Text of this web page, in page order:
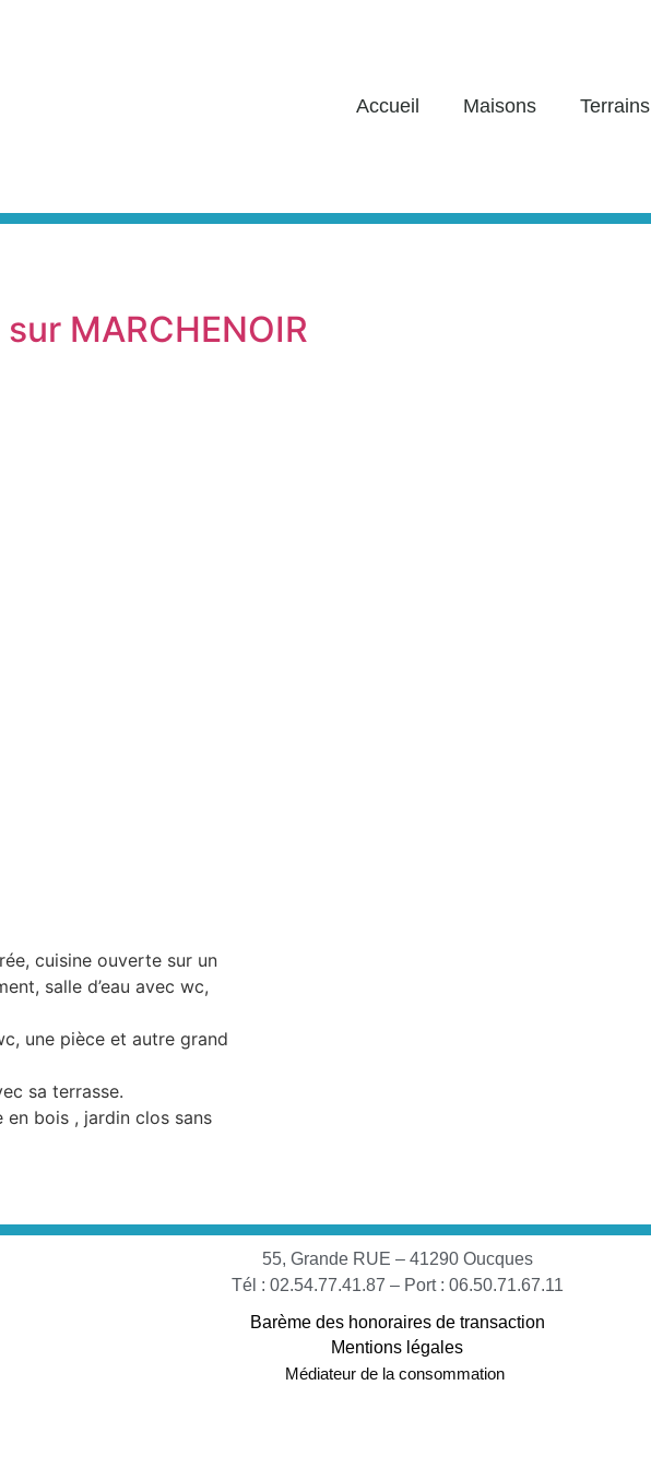
Accueil Maisons Terrains
MARCHENOIR
cuisine ouverte sur un
salle d’eau avec wc,
une pièce et autre grand
sa terrasse.
en bois , jardin clos sans
55, Grande RUE – 41290 Oucques
Tél : 02.54.77.41.87 – Port : 06.50.71.67.11
Barème des honoraires de transaction
Mentions légales
Médiateur de la consommation